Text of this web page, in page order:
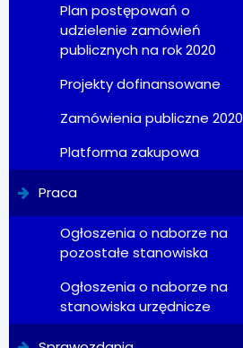
Plan postępowań o
udzielenie zamówień
publicznych na rok 2020
Projekty dofinansowane
Zamówienia publiczne 2020
Platforma zakupowa
Praca
Ogłoszenia o naborze na
pozostałe stanowiska
Ogłoszenia o naborze na
stanowiska urzędnicze